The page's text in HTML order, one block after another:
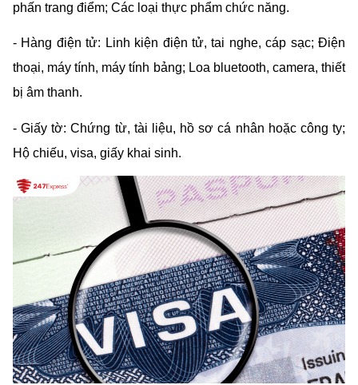
phấn trang điểm; Các loại thực phẩm chức năng.
- Hàng điện tử: Linh kiện điện tử, tai nghe, cáp sạc; Điện
thoại, máy tính, máy tính bảng; Loa bluetooth, camera, thiết
bị âm thanh.
- Giấy tờ: Chứng từ, tài liệu, hồ sơ cá nhân hoặc công ty;
Hộ chiếu, visa, giấy khai sinh.